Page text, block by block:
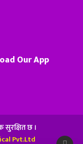
Our App
सुरक्षित छ ।
Pvt.Ltd